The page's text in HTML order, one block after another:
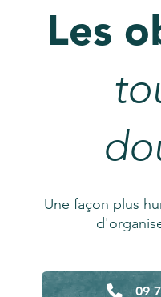
Les
Une façon plus
09